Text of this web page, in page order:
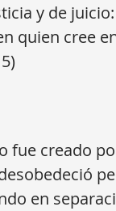
y de
quien cree
fue creado
en